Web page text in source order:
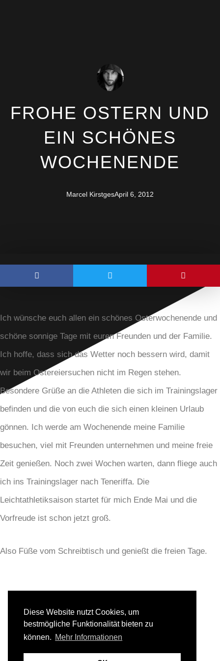
Diese Website nutzt Cookies, um
bestmögliche Funktionalität bieten zu
können. Mehr Informationen
FROHE OSTERN UND
EIN SCHÖNES
WOCHENENDE
Marcel KirstgesApril 6, 2012
Ich wünsche euch allen ein schönes Osterwochenende und
schöne sonnige Tage mit euren Freunden und der Familie.
Ich hoffe, dass sich das Wetter noch bessern wird, damit
wir beim Ostereiersuchen nicht im Regen stehen.
Besondere Grüße an die Athleten die sich im Trainingslager
befinden und die von euch die sich einen kleinen Urlaub
gönnen. Ich werde am Wochenende meine Familie
besuchen, viel mit Freunden unternehmen und meine freie
Zeit genießen. Noch zwei Wochen warten, dann fliege auch
ich ins Trainingslager nach Teneriffa. Die
Leichtathletiksaison startet für mich Ende Mai und die
Vorfreude ist schon jetzt groß.
Also Füße vom Schreibtisch und genießt die freien Tage.